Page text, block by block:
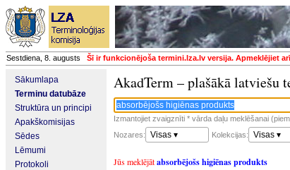
Sestdiena, 8. augusts Šī ir funkcionējoša termini.lza.lv versija. Apmeklējiet
Sākumlapa
Terminu datubāze
Struktūra un principi
Apakškomisijas
Sēdes
Lēmumi
Protokoli
AkadTerm – plašākā latviešu
Izmantojiet zvaigznīti * vārda daļu meklēšanai
Nozares:
Visas ▾ Kolekcijas: Visas ▾
Jūs meklējātabsorbējošs higiēnas produkts